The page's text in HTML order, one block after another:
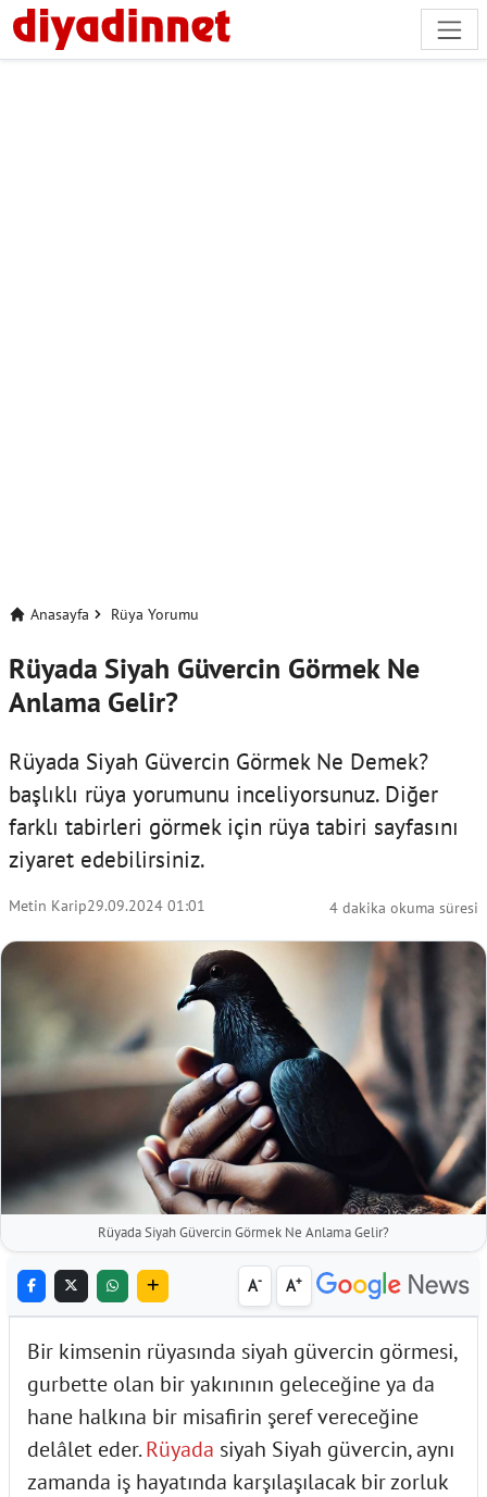
Anasayfa Rüya Yorumu
Rüyada Siyah Güvercin Görmek Ne
Anlama Gelir?
Rüyada Siyah Güvercin Görmek Ne Demek?
başlıklı rüya yorumunu inceliyorsunuz. Diğer
farklı tabirleri görmek için rüya tabiri sayfasını
ziyaret edebilirsiniz.
Metin Karip29.09.2024 01:01 4 dakika okuma süresi
Rüyada Siyah Güvercin Görmek Ne Anlama Gelir?
A- A+
Bir kimsenin rüyasında siyah güvercin görmesi,
gurbette olan bir yakınının geleceğine ya da
hane halkına bir misafirin şeref vereceğine
delâlet eder.Rüyada siyah Siyah güvercin, aynı
zamanda iş hayatında karşılaşılacak bir zorluk